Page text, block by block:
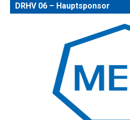
DRHV 06 – Hauptsponsor